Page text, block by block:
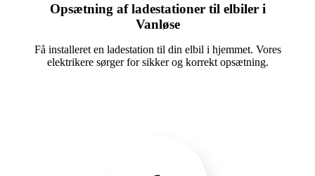
Opsætning af ladestationer til elbiler i
Vanløse
Få installeret en ladestation til din elbil i hjemmet. Vores
elektrikere sørger for sikker og korrekt opsætning.